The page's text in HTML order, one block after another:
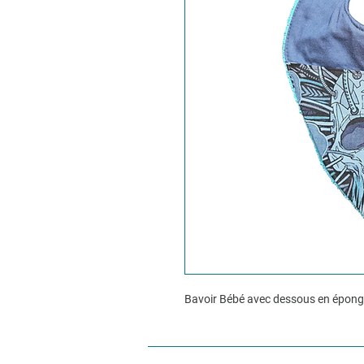
Bavoir Bébé avec dessous en